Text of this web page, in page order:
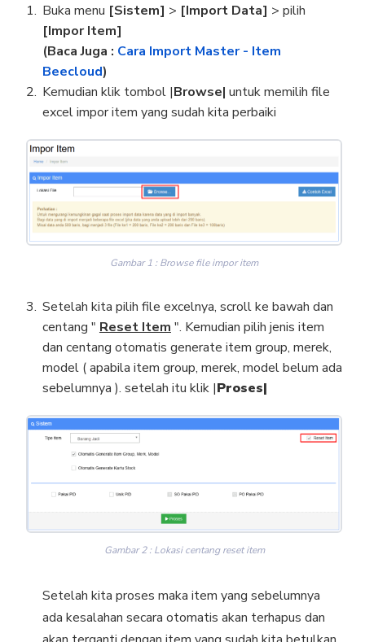
Buka menu [Sistem] > [Import Data] > pilih
[Impor Item]
(Baca Juga : Cara Import Master - Item
Beecloud)
Kemudian klik tombol |Browse| untuk memilih file
excel impor item yang sudah kita perbaiki
Gambar 1 : Browse file impor item
Setelah kita pilih file excelnya, scroll ke bawah dan
centang " Reset Item". Kemudian pilih jenis item
dan centang otomatis generate item group, merek,
model ( apabila item group, merek, model belum ada
sebelumnya ). setelah itu klik |Proses|
Gambar 2 : Lokasi centang reset item
Setelah kita proses maka item yang sebelumnya
ada kesalahan secara otomatis akan terhapus dan